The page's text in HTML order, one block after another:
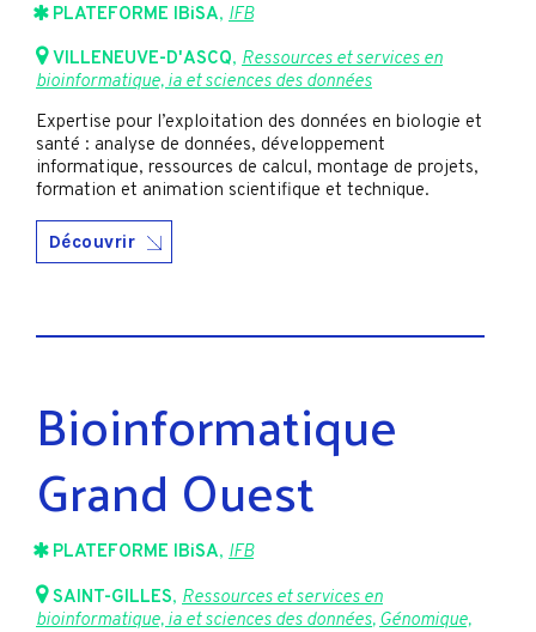
PLATEFORME IBiSA, IFB
VILLENEUVE-D'ASCQ, Ressources et services en
bioinformatique, ia et sciences des données
Expertise pour l’exploitation des données en biologie et
santé : analyse de données, développement
informatique, ressources de calcul, montage de projets,
formation et animation scientifique et technique.
Découvrir
Bioinformatique
Grand Ouest
PLATEFORME IBiSA, IFB
SAINT-GILLES, Ressources et services en
bioinformatique, ia et sciences des données, Génomique,